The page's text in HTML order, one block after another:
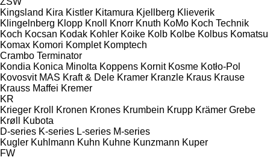
Kingsland Kira Kistler Kitamura Kjellberg Klieverik
Klingelnberg Klopp Knoll Knorr Knuth KoMo Koch Technik
Koch Kocsan Kodak Kohler Koike Kolb Kolbe Kolbus Komatsu
Komax Komori Komplet Komptech
Crambo Terminator
Kondia Konica Minolta Koppens Kornit Kosme Kotło-Pol
Kovosvit MAS Kraft & Dele Kramer Kranzle Kraus Krause
Krauss Maffei Kremer
KR
Krieger Kroll Kronen Krones Krumbein Krupp Krämer Grebe
Krøll
Kubota
D-series K-series L-series M-series
Kugler Kuhlmann Kuhn Kuhne Kunzmann Kuper
FW